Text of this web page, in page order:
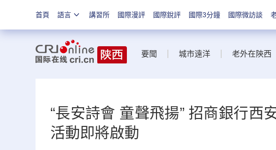
首頁 語言 講習所 國際漫評 國際銳評 國際3分鐘 國際微訪談
要聞 城市遠洋 老外在陝西
“長安詩會 童聲飛揚” 招商銀行西
活動即將啟動